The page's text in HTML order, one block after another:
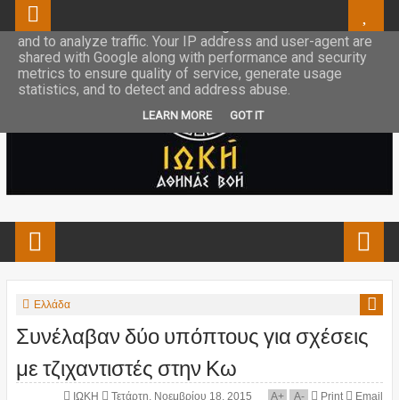
Ελλάδα
Συνέλαβαν δύο υπόπτους για σχέσεις
με τζιχαντιστές στην Κω
ΙΩΚΗ Τετάρτη, Νοεμβρίου 18, 2015 A+ A- Print Email
This site uses cookies from Google to deliver its services
and to analyze traffic. Your IP address and user-agent are
shared with Google along with performance and security
metrics to ensure quality of service, generate usage
statistics, and to detect and address abuse.
LEARN MORE GOT IT